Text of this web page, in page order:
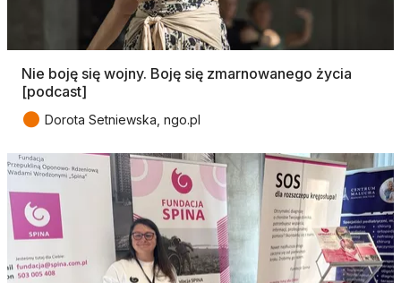
Nie boję się wojny. Boję się zmarnowanego życia
[podcast]
● Dorota Setniewska, ngo.pl